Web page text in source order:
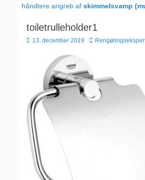
håndtere angreb af skimmelsvamp
toiletrulleholder1
Udgivet
13. december 2019 Forfatter